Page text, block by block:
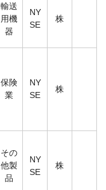
輸送
用機
器
NY
SE
株
保険
業
NY
SE
株
その
他製
品
NY
SE
株